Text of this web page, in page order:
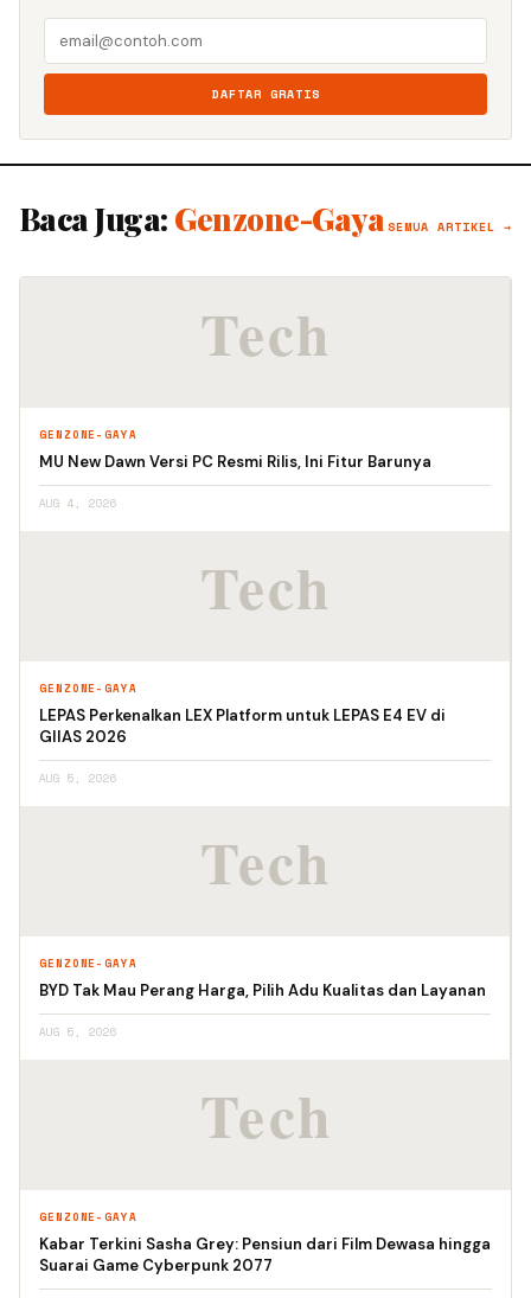
DAFTAR GRATIS
Baca Juga: Genzone-Gaya SEMUA ARTIKEL →
GENZONE-GAYA
MU New Dawn Versi PC Resmi Rilis, Ini Fitur Barunya
AUG 4, 2026
GENZONE-GAYA
LEPAS Perkenalkan LEX Platform untuk LEPAS E4 EV di
GIIAS 2026
AUG 5, 2026
GENZONE-GAYA
BYD Tak Mau Perang Harga, Pilih Adu Kualitas dan Layanan
AUG 5, 2026
GENZONE-GAYA
Kabar Terkini Sasha Grey: Pensiun dari Film Dewasa hingga
Suarai Game Cyberpunk 2077